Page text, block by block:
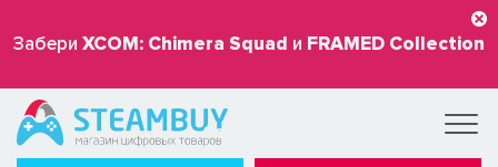
Забери XCOM: Chimera Squad и FRAMED Collection
бесплатно